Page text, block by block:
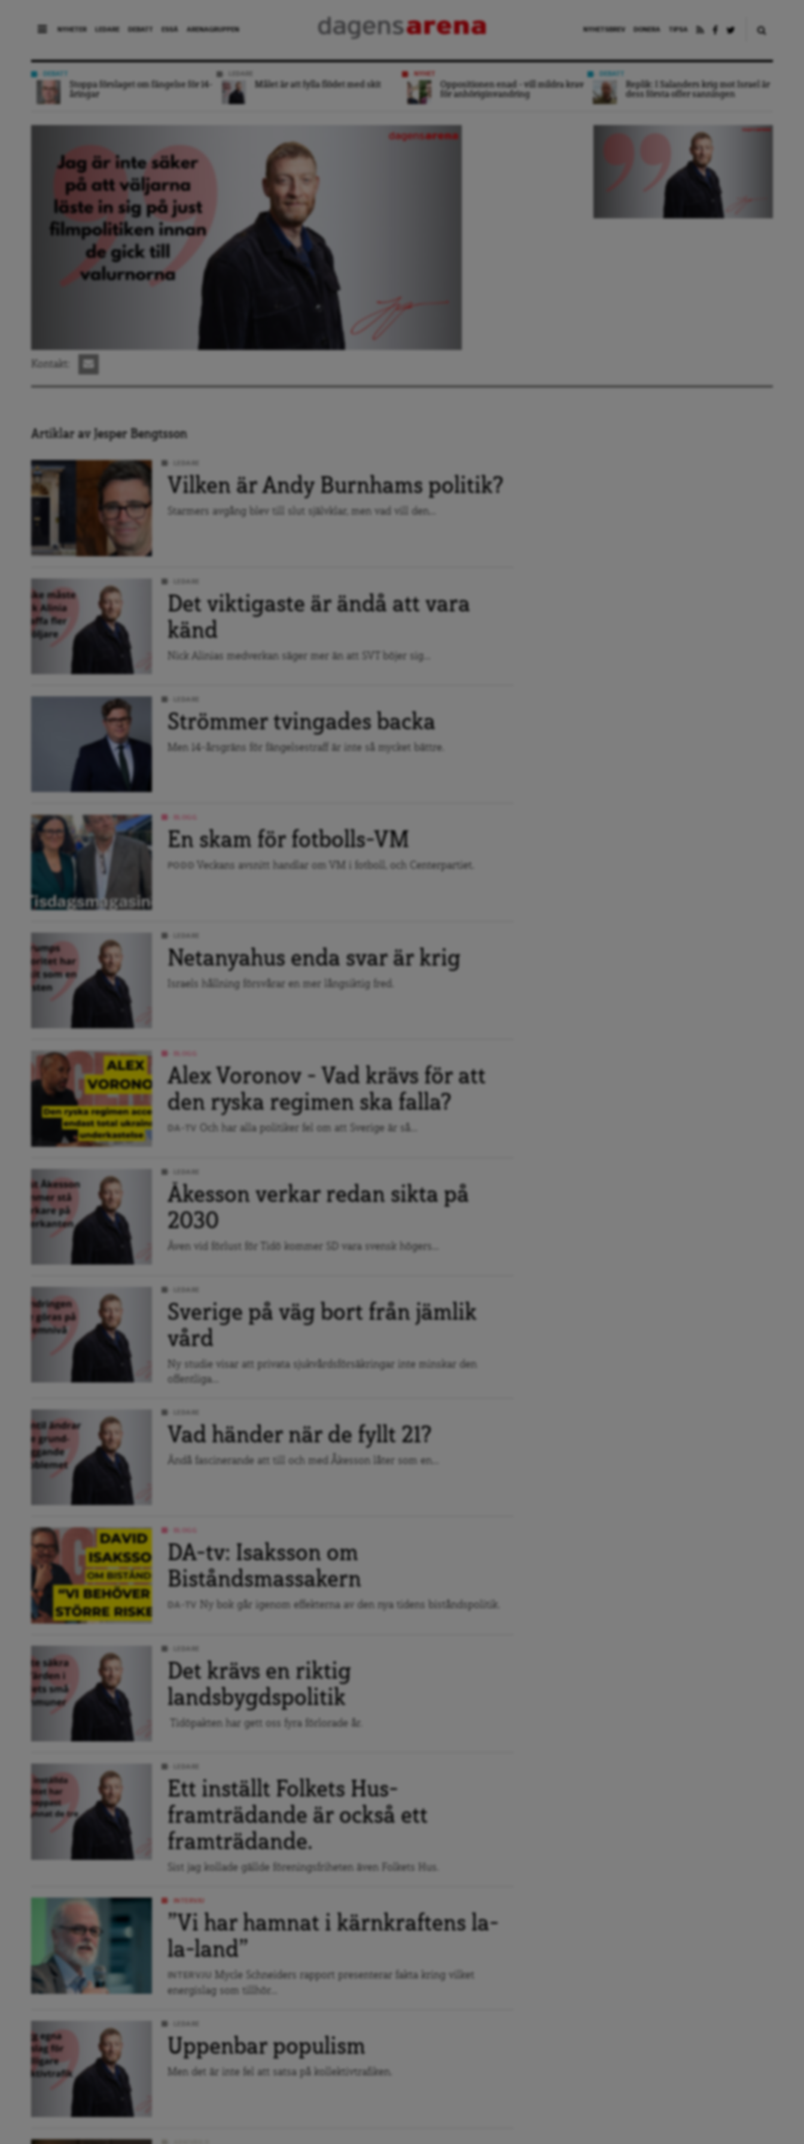
NYHETER LEDARE DEBATT ESSÄ ARENAGRUPPEN NYHETSBREV DONERA TIPSA
Stoppa förslaget om fängelse för 14-
åringar
Målet är att fylla flödet med skit
NYHET
Oppositionen enad – vill mildra krav
för anhöriginvandring
Replik: I Salanders krig mot Israel är
dess första offer sanningen
Kontakt:
Artiklar av Jesper Bengtsson
Vilken är Andy Burnhams politik?
Starmers avgång blev till slut självklar, men vad vill den...
Det viktigaste är ändå att vara
känd
Nick Alinias medverkan säger mer än att SVT böjer sig...
Strömmer tvingades backa
Men 14-årsgräns för fängelsestraff är inte så mycket bättre.
En skam för fotbolls-VM
PODD Veckans avsnitt handlar om VM i fotboll, och Centerpartiet.
Netanyahus enda svar är krig
Israels hållning försvårar en mer långsiktig fred.
Alex Voronov – Vad krävs för att
den ryska regimen ska falla?
Och har alla politiker fel om att Sverige är så...
Åkesson verkar redan sikta på
2030
Även vid förlust för Tidö kommer SD vara svensk högers...
Sverige på väg bort från jämlik
vård
Ny studie visar att privata sjukvårdsförsäkringar inte minskar den
offentliga...
Vad händer när de fyllt 21?
Ändå fascinerande att till och med Åkesson låter som en...
DA-tv: Isaksson om
Biståndsmassakern
Ny bok går igenom effekterna av den nya tidens biståndspolitik.
Det krävs en riktig
landsbygdspolitik
Tidöpakten har gett oss fyra förlorade år.
Ett inställt Folkets Hus-
framträdande är också ett
framträdande.
Sist jag kollade gällde föreningsfriheten även Folkets Hus.
”Vi har hamnat i kärnkraftens la-
la-land”
Mycle Schneiders rapport presenterar fakta kring vilket
energislag som tillhör...
Uppenbar populism
Men det är inte fel att satsa på kollektivtrafiken.